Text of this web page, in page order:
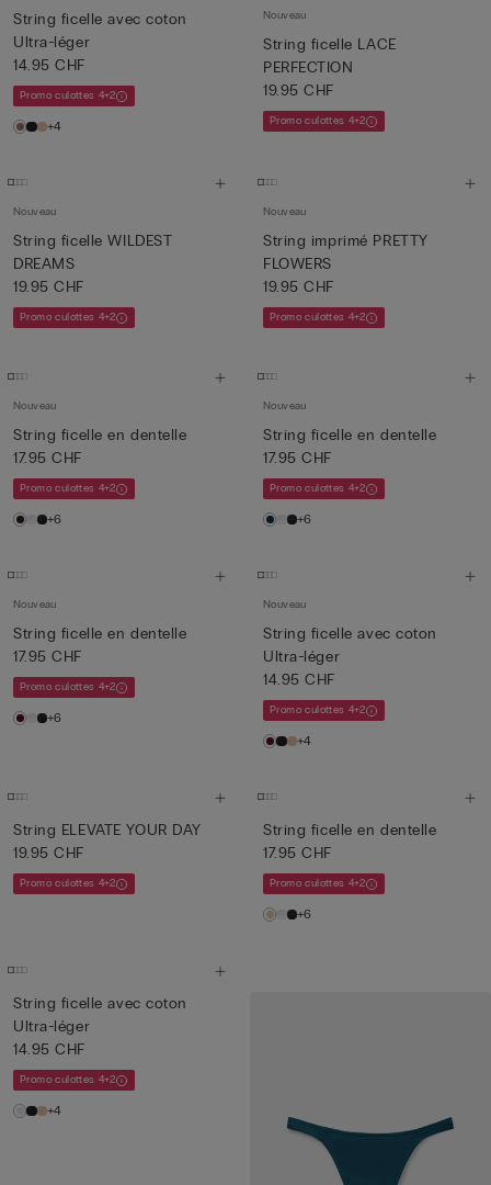
String ficelle avec coton
Ultra-léger
14.95 CHF
Promo culottes 4+2
+4
Nouveau
String ficelle LACE
PERFECTION
19.95 CHF
Promo culottes 4+2
Nouveau
String ficelle WILDEST
DREAMS
19.95 CHF
Promo culottes 4+2
Nouveau
String imprimé PRETTY
FLOWERS
19.95 CHF
Promo culottes 4+2
Nouveau
String ficelle en dentelle
17.95 CHF
Promo culottes 4+2
+6
Nouveau
String ficelle en dentelle
17.95 CHF
Promo culottes 4+2
+6
Nouveau
String ficelle en dentelle
17.95 CHF
Promo culottes 4+2
+6
Nouveau
String ficelle avec coton
Ultra-léger
14.95 CHF
Promo culottes 4+2
+4
String ELEVATE YOUR DAY
19.95 CHF
Promo culottes 4+2
String ficelle en dentelle
17.95 CHF
Promo culottes 4+2
+6
String ficelle avec coton
Ultra-léger
14.95 CHF
Promo culottes 4+2
+4